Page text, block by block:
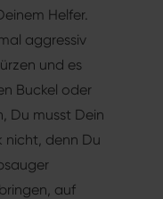
Helfer.
aggressiv
und es
Buckel oder
Du musst Dein
nicht, denn Du
auf